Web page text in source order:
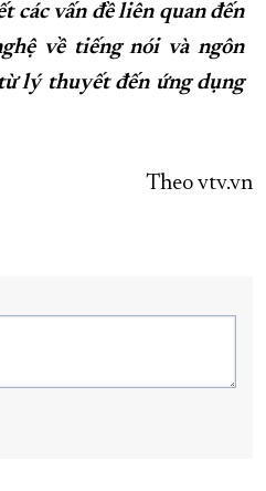
các vấn đề liên quan đến
về tiếng nói và ngôn
lý thuyết đến ứng dụng
Theo vtv.vn